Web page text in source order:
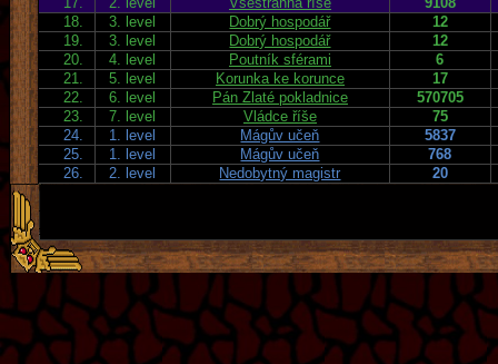
18.
3. level Dobrý hospodář
12
19.
3. level Dobrý hospodář
12
20.
4. level Poutník sférami
6
21.
5. level Korunka ke korunce
17
22.
6. level Pán Zlaté pokladnice
570705
23.
7. level Vládce říše
75
24.
1. level Mágův učeň
5837
25.
1. level Mágův učeň
768
26.
2. level Nedobytný magistr 20